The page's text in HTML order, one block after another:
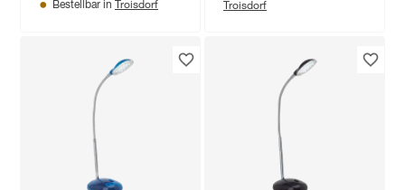
Bestellbar in Troisdorf Troisdorf